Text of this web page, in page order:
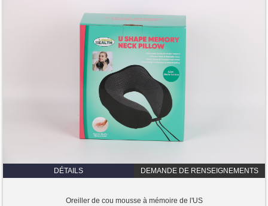
DÉTAILS DEMANDE DE RENSEIGNEMENTS
Oreiller de cou mousse à mémoire de l'US